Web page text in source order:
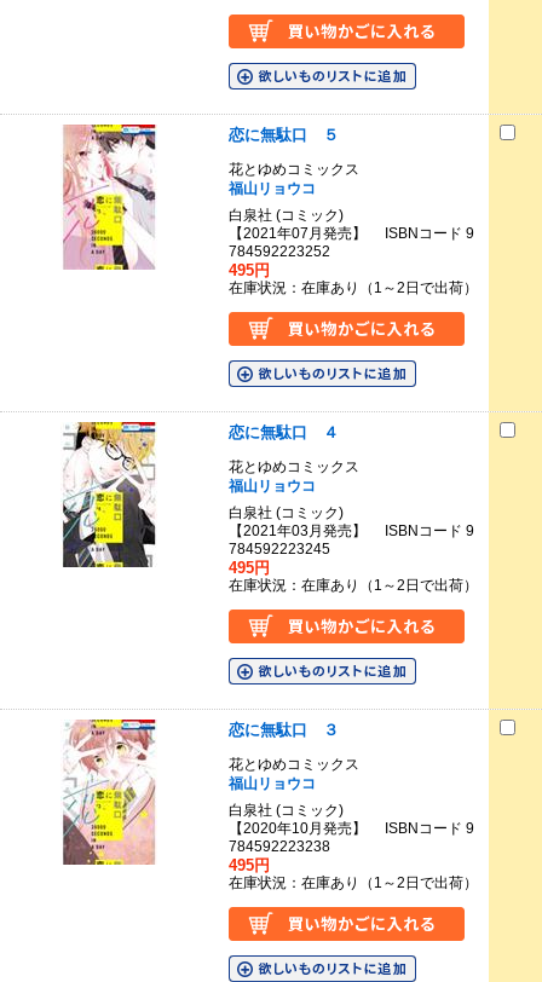
恋に無駄口 ５
花とゆめコミックス
福山リョウコ
白泉社 (コミック)
【2021年07月発売】 ISBNコード 9
784592223252
495円
在庫状況：在庫あり（1～2日で出荷）
恋に無駄口 ４
花とゆめコミックス
福山リョウコ
白泉社 (コミック)
【2021年03月発売】 ISBNコード 9
784592223245
495円
在庫状況：在庫あり（1～2日で出荷）
恋に無駄口 ３
花とゆめコミックス
福山リョウコ
白泉社 (コミック)
【2020年10月発売】 ISBNコード 9
784592223238
495円
在庫状況：在庫あり（1～2日で出荷）